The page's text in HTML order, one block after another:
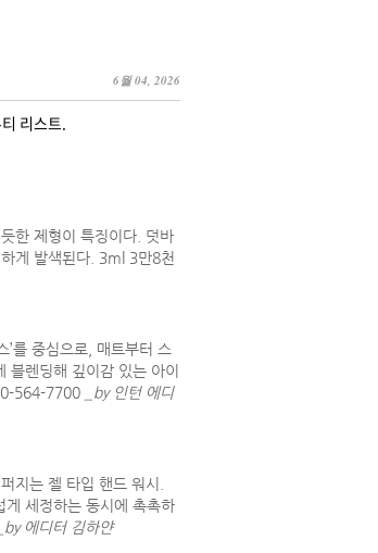
6월 04, 2026
리스트.
한 제형이 특징이다. 덧바
게 발색된다. 3ml 3만8천
’를 중심으로, 매트부터 스
블렌딩해 깊이감 있는 아이
564-7700
_by 인턴 에디
지는 젤 타입 핸드 워시.
세정하는 동시에 촉촉하
_by 에디터 김하얀